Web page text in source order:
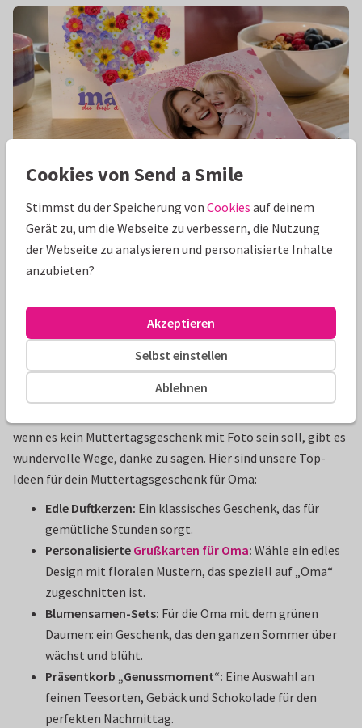
Ein besonders originelles Muttertagsgeschenk: dekorativ,
modern und durch den hochwertigen Druck auf Keramik ein
Originelle Muttertagsgeschenke für Oma:
kleine Gesten mit großer Wirkung
wenn es kein Muttertagsgeschenk mit Foto sein soll, gibt es
wundervolle Wege, danke zu sagen. Hier sind unsere Top-
Ideen für dein Muttertagsgeschenk für Oma:
Edle Duftkerzen: Ein klassisches Geschenk, das für
gemütliche Stunden sorgt.
Personalisierte Grußkarten für Oma: Wähle ein edles
Design mit floralen Mustern, das speziell auf „Oma“
zugeschnitten ist.
Blumensamen-Sets: Für die Oma mit dem grünen
Daumen: ein Geschenk, das den ganzen Sommer über
wächst und blüht.
Präsentkorb „Genussmoment“: Eine Auswahl an
feinen Teesorten, Gebäck und Schokolade für den
perfekten Nachmittag.
Cookies von Send a Smile
Stimmst du der Speicherung von Cookies auf deinem
Gerät zu, um die Webseite zu verbessern, die Nutzung
der Webseite zu analysieren und personalisierte Inhalte
anzubieten?
Ablehnen
Selbst einstellen
Akzeptieren